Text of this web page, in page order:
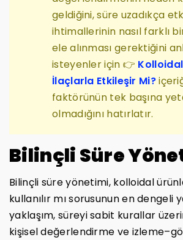
geldiğini, süre uzadıkça
ihtimallerinin nasıl farklı
ele alınması gerektiğini
isteyenler için 👉
İlaçlarla Etkileşir Mi?
faktörünün tek başına
olmadığını hatırlatır.
Bilinçli Süre
Bilinçli süre yönetimi, kolloidal
kullanılır mı sorusunun en dengeli
yaklaşım, süreyi sabit kurallar
kişisel değerlendirme ve